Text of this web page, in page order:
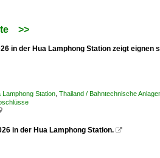
>>
in der Hua Lamphong Station zeigt eignen
Lamphong Station Thailand / Bahntechnische
in der Hua Lamphong Station. 